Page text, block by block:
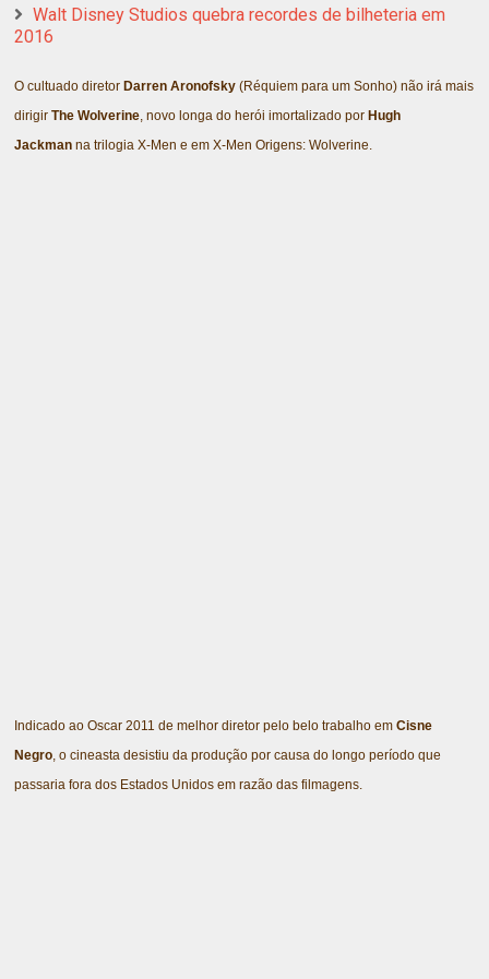
Walt Disney Studios quebra recordes de bilheteria em
2016
O cultuado diretorDarren Aronofsky (Réquiem para um Sonho) não irá mais
dirigirThe Wolverine, novo longa do herói imortalizado porHugh
Jackmanna trilogia X-Men e em X-Men Origens: Wolverine.
Indicado ao Oscar 2011 de melhor diretor pelo belo trabalho emCisne
Negro, o cineasta desistiu da produção por causa do longo período que
passaria fora dos Estados Unidos em razão das filmagens.